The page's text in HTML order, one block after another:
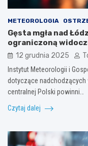
METEOROLOGIA
Gęsta mgła nad
ograniczoną
12 grudnia 2025
Instytut Meteorologii i
dotyczące
centralnej Polski powinni…
Czytaj dalej